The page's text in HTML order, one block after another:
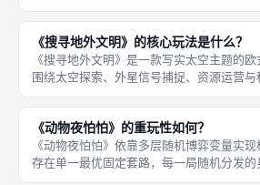
人竞技全场景，不同人数对局均配套专属
适配失衡、机制失效的问题，是成都桌游
技
《搜寻地外文明》的核心玩法是什么？
《搜寻地外文明》是一款写实太空主题的
围绕太空探索、外星信号捕捉、资源运营
扮演独立太空科研机构，在有限的五轮对
源两类核心资源，完成太阳系探测、星际
星痕迹收
《动物夜怕怕》的重玩性如何？
《动物夜怕怕》依靠多层随机博弈变量实
存在单一最优固定套路，每一局随机分发的
谎言宣告、五大区域随机人数分布都会彻